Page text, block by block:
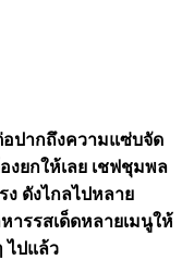
ปากถึงความแซ่บจัด
งยกให้เลย เชฟชุมพล
ง ดังไกลไปหลาย
ารรสเด็ดหลายเมนูให้
ไปแล้ว